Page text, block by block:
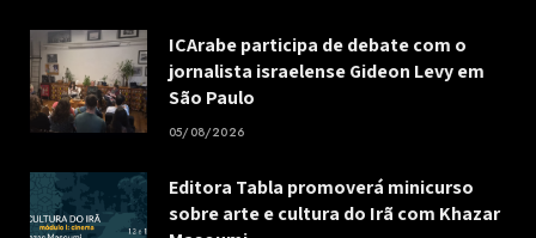
ICArabe participa de debate com o
jornalista israelense Gideon Levy em
São Paulo
05/08/2026
Editora Tabla promoverá minicurso
sobre arte e cultura do Irã com Khazar